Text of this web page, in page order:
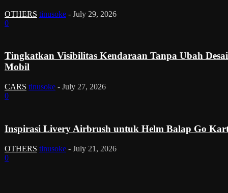
OTHERS tinusoke - July 29, 2026
0
Tingkatkan Visibilitas Kendaraan Tanpa Ubah
Mobil
CARS tinusoke - July 27, 2026
0
Inspirasi Livery Airbrush untuk Helm Balap Go
OTHERS tinusoke - July 21, 2026
0